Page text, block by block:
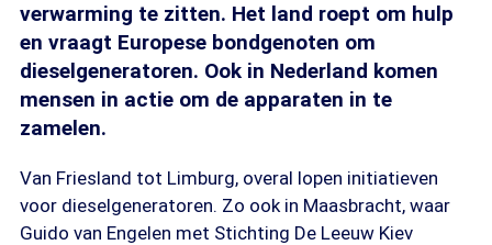
verwarming te zitten. Het land roept om hulp
en vraagt Europese bondgenoten om
dieselgeneratoren. Ook in Nederland komen
mensen in actie om de apparaten in te
zamelen.
Van Friesland tot Limburg, overal lopen initiatieven
voor dieselgeneratoren. Zo ook in Maasbracht, waar
Guido van Engelen met Stichting De Leeuw Kiev